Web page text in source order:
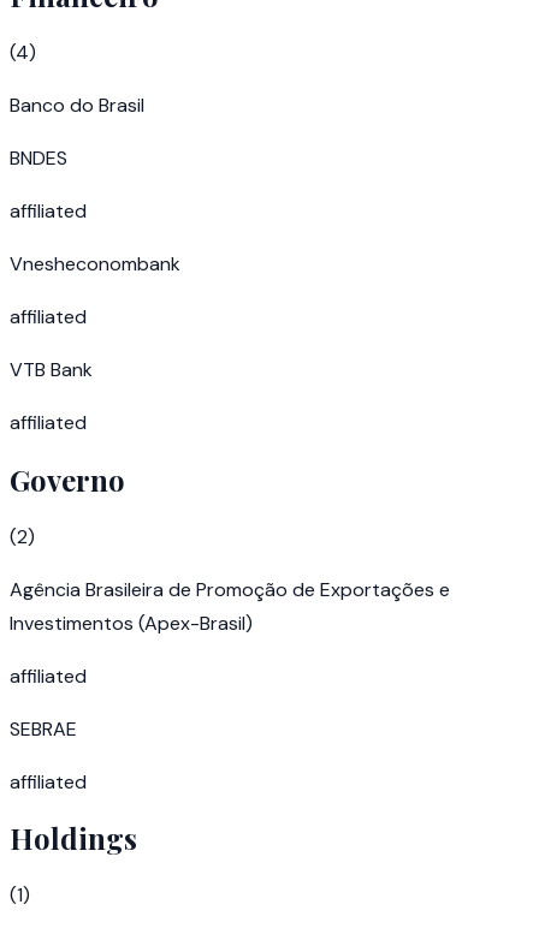
(4)
Banco do Brasil
BNDES
affiliated
Vnesheconombank
affiliated
VTB Bank
affiliated
Governo
(2)
Agência Brasileira de Promoção de Exportações e
Investimentos (Apex-Brasil)
affiliated
SEBRAE
affiliated
Holdings
(1)